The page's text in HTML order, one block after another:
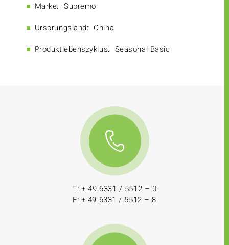
Marke: Supremo
Ursprungsland: China
Produktlebenszyklus: Seasonal Basic
T: + 49 6331 / 5512 – 0
F: + 49 6331 / 5512 – 8